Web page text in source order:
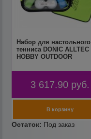
Набор для настольного
тенниса DONIC ALLTEC
HOBBY OUTDOOR
3 617.90 руб.